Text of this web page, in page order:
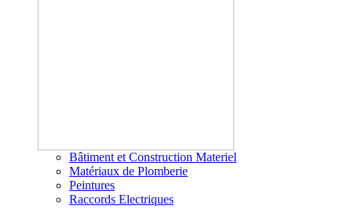
Bâtiment et Construction Materiel
Matériaux de Plomberie
Peintures
Raccords Electriques